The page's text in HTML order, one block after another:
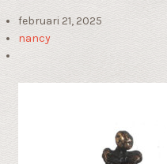
februari 21, 2025
nancy